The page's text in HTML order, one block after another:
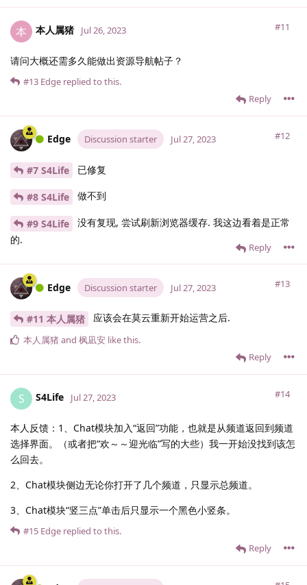
本 本人属猪 #11
Jul 26, 2023
请问大概还需多久能做出资源导航帖子？
Reply
#13 Edge replied to this.
Edge Discussion starter #12
Jul 27, 2023
#7 S4Life 已修复
#8 S4Life 做不到
#9 S4Life
没有复现, 尝试刷新浏览器缓存. 我这边看着是正常
的.
Reply
Edge Discussion starter #13
Jul 27, 2023
#11 本人属猪 应该会在莫云重新开始运营之后.
Reply
本人属猪and 枫凪安 like this.
S S4Life #14
Jul 27, 2023
本人反馈：1、Chat模块加入“返回”功能，也就是从频道返回到频道
选择界面。（或者把“欢～～迎光临”写的大些）我一开始没找到该怎
么回去。
2、Chat模块侧边无论你打开了几个频道，只显示总频道。
3、Chat模块“竖三点”单击后只显示一个黑色小竖条。
Reply
#15 Edge replied to this.